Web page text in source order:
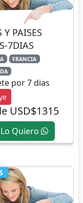
Y PAISES
7DIAS
FRANCIA
por 7 dias
USD$1315
Lo Quiero